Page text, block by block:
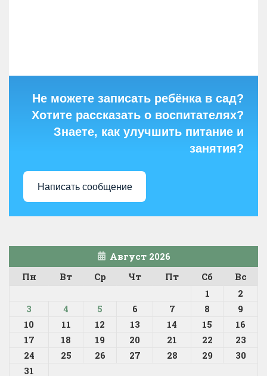
Не можете записать ребёнка в сад?
Хотите рассказать о воспитателях?
Знаете, как улучшить питание и
занятия?
Написать сообщение
Август 2026
Пн
Вт Ср Чт Пт Сб
Вс
1
2
3
4 5 6 7 8
9
10
11 12 13 14 15
16
17
18 19 20 21 22
23
24
25 26 27 28 29
30
31